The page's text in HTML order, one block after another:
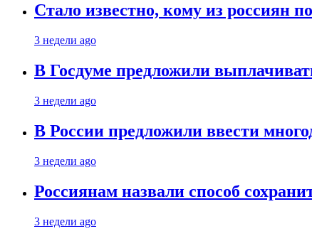
Стало известно, кому из россиян
3 недели ago
В Госдуме предложили
3 недели ago
В России предложили ввести
3 недели ago
Россиянам назвали способ
3 недели ago